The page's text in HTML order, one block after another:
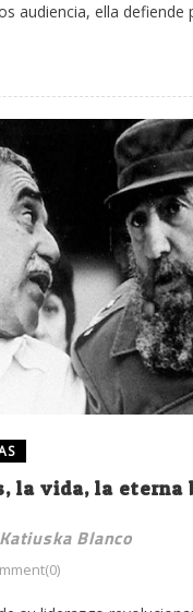
audiencia, ella defiende
la vida, la eterna
Katiuska Blanco